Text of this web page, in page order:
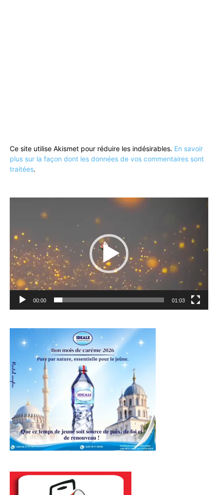
Ce site utilise Akismet pour réduire les indésirables. En savoir
plus sur la façon dont les données de vos commentaires sont
traitées.
00:00 01:03